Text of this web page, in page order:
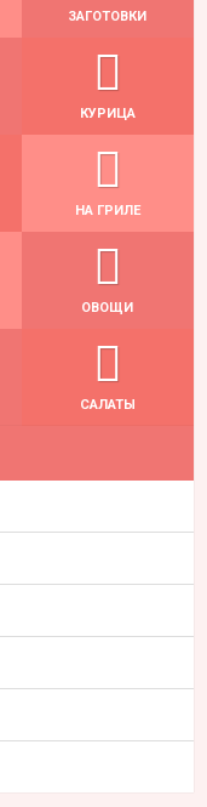
ЗАГОТОВКИ
КУРИЦА
НА ГРИЛЕ
ОВОЩИ
САЛАТЫ